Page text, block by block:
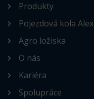
Produkty
Pojezdová kola Alex
Agro ložiska
O nás
Kariéra
Spolupráce